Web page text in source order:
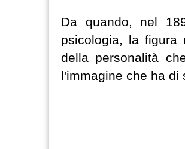
Da quando, nel
psicologia, la figura
della personalità
l'immagine che ha di